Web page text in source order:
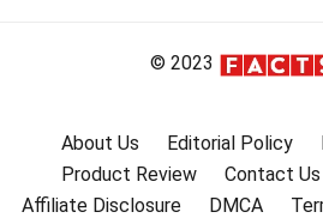
© 2023
About Us Editorial Policy
Product Review
Contact Us
Affiliate Disclosure
DMCA